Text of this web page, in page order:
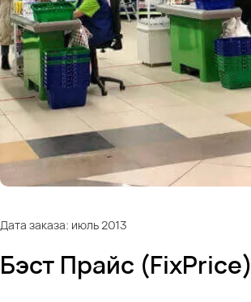
Дата заказа: июль 2013
Бэст Прайс (FixPriсe)